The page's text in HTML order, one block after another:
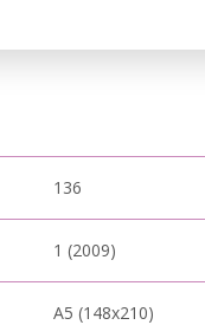
136
1 (2009)
A5 (148x210)